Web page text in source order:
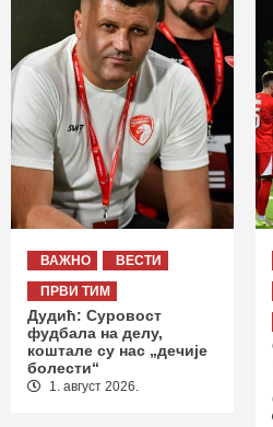
ВАЖНО
ВЕСТИ
ПРВИ ТИМ
Дудић: Суровост
фудбала на делу,
коштале су нас „дечије
болести“
1. август 2026.